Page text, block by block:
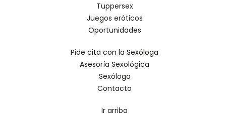
Tuppersex
Juegos eróticos
Oportunidades
Pide cita con la Sexóloga
Asesoría Sexológica
Sexóloga
Contacto
Ir arriba